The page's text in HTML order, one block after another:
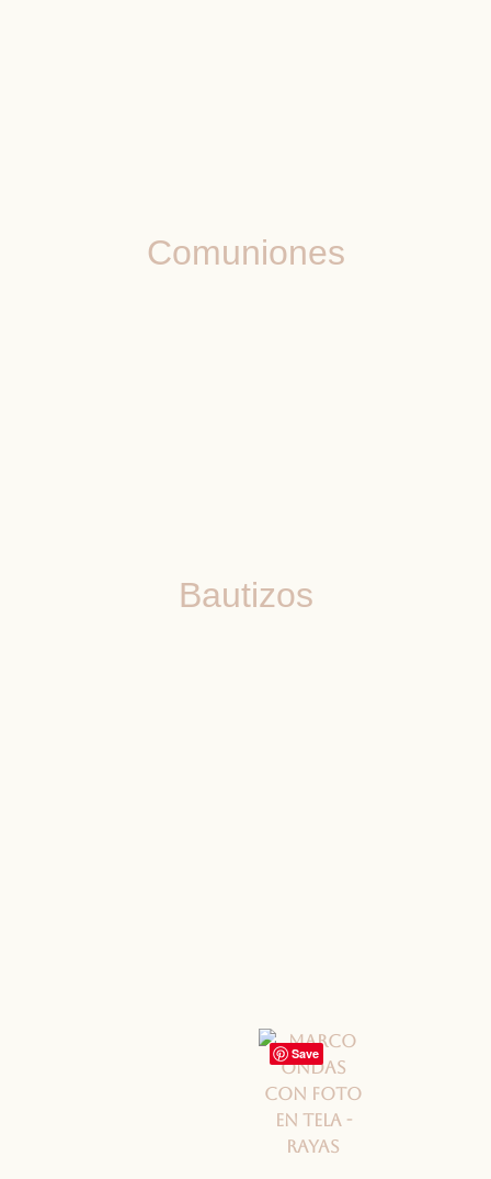
Comuniones
Bautizos
Save